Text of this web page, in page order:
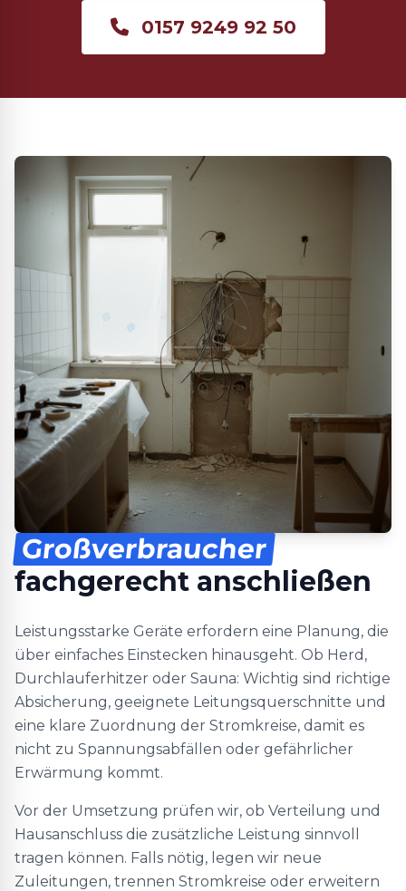
0157 9249 92 50
Großverbraucher
fachgerecht anschließen
Leistungsstarke Geräte erfordern eine Planung, die
über einfaches Einstecken hinausgeht. Ob Herd,
Durchlauferhitzer oder Sauna: Wichtig sind richtige
Absicherung, geeignete Leitungsquerschnitte und
eine klare Zuordnung der Stromkreise, damit es
nicht zu Spannungsabfällen oder gefährlicher
Erwärmung kommt.
Vor der Umsetzung prüfen wir, ob Verteilung und
Hausanschluss die zusätzliche Leistung sinnvoll
tragen können. Falls nötig, legen wir neue
Zuleitungen, trennen Stromkreise oder erweitern